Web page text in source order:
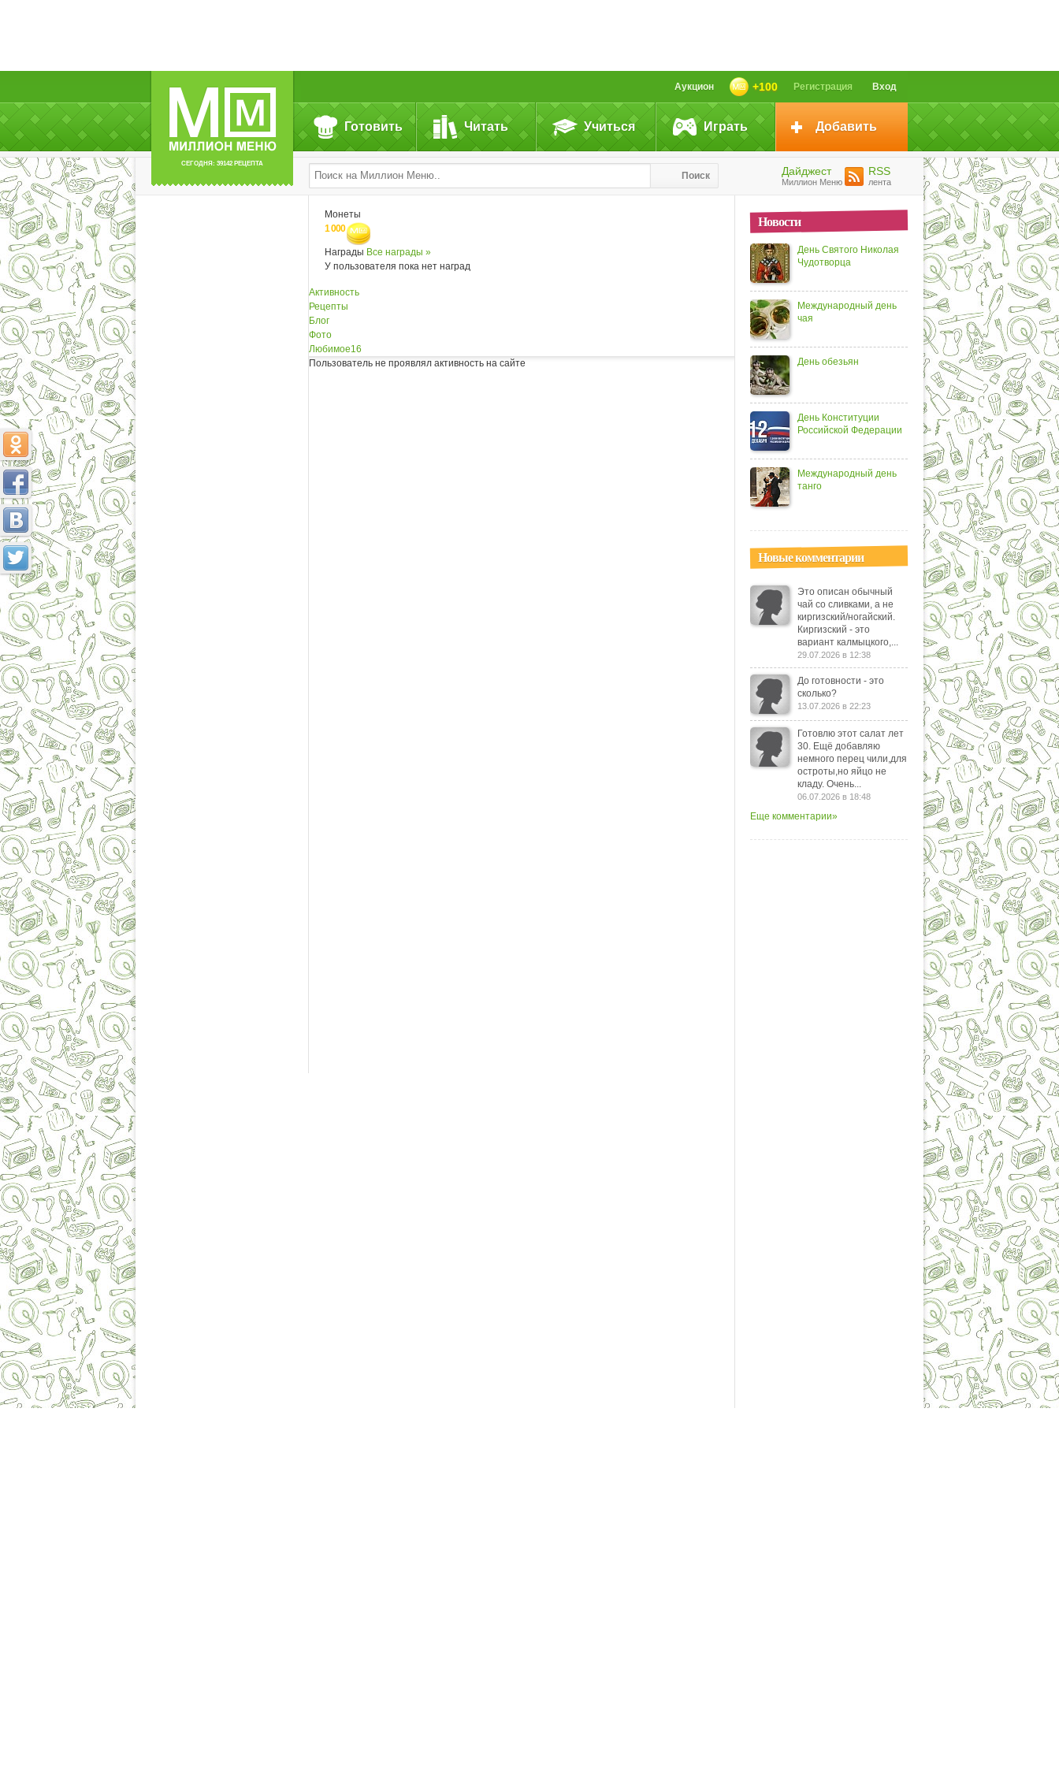
СЕГОДНЯ: 39142 РЕЦЕПТА
Вход
Регистрация
+100
Аукцион
Готовить Читать Учиться Играть Добавить
Поиск Дайджест
Миллион Меню
RSS
лента
Монеты
1 000
Награды Все награды »
У пользователя пока нет наград
Активность
Рецепты
Блог
Фото
Любимое16
Пользователь не проявлял активность на сайте
Новости
День Святого Николая
Чудотворца
Международный день
чая
День обезьян
День Конституции
Российской Федерации
Международный день
танго
Новые комментарии
Это описан обычный
чай со сливками, а не
киргизский/ногайский.
Киргизский - это
вариант калмыцкого,...
29.07.2026 в 12:38
До готовности - это
сколько?
13.07.2026 в 22:23
Готовлю этот салат лет
30. Ещё добавляю
немного перец чили,для
остроты,но яйцо не
кладу. Очень...
06.07.2026 в 18:48
Еще комментарии»